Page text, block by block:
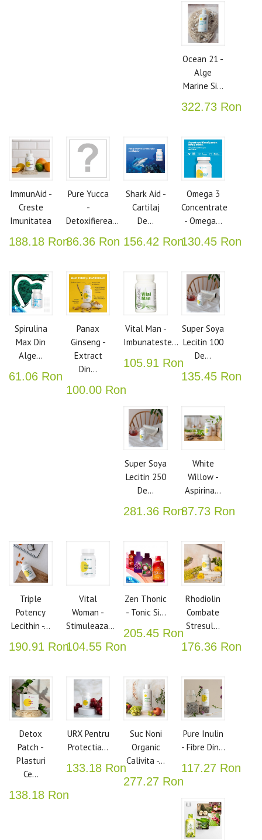
Ocean 21 -
Alge
Marine Si...
322.73 Ron
ImmunAid -
Creste
Imunitatea
188.18 Ron
Pure Yucca
-
Detoxifierea...
86.36 Ron
Shark Aid -
Cartilaj
De...
156.42 Ron
Omega 3
Concentrate
- Omega...
130.45 Ron
Spirulina
Max Din
Alge...
61.06 Ron
Panax
Ginseng -
Extract
Din...
100.00 Ron
Vital Man -
Imbunateste...
105.91 Ron
Super Soya
Lecitin 100
De...
135.45 Ron
Super Soya
Lecitin 250
De...
281.36 Ron
White
Willow -
Aspirina...
87.73 Ron
Triple
Potency
Lecithin -...
190.91 Ron
Vital
Woman -
Stimuleaza...
104.55 Ron
Zen Thonic
- Tonic Si...
205.45 Ron
Rhodiolin
Combate
Stresul...
176.36 Ron
Detox
Patch -
Plasturi
Ce...
138.18 Ron
URX Pentru
Protectia...
133.18 Ron
Suc Noni
Organic
Calivita -...
277.27 Ron
Pure Inulin
- Fibre Din...
117.27 Ron